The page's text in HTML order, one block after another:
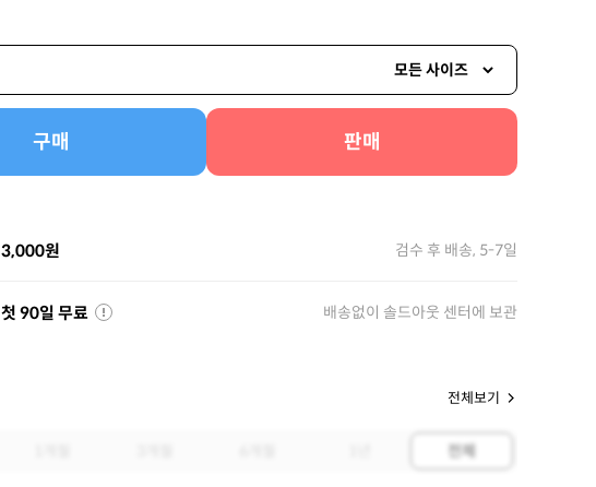
모든 사이즈
구매 판매
3,000원 검수 후 배송, 5-7일
첫 90일 무료 배송없이 솔드아웃 센터에 보관
전체보기
전체